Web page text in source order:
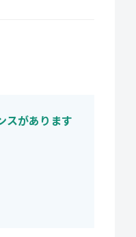
スがあります